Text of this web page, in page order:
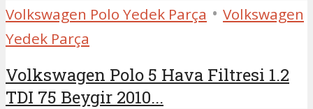
Volkswagen Polo Yedek Parça • Volkswagen
Yedek Parça
Volkswagen Polo 5 Hava Filtresi 1.2
TDI 75 Beygir 2010...